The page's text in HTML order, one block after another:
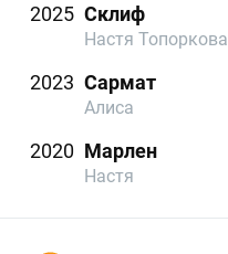
2025 Склиф
Настя Топоркова
2023 Сармат
Алиса
2020 Марлен
Настя